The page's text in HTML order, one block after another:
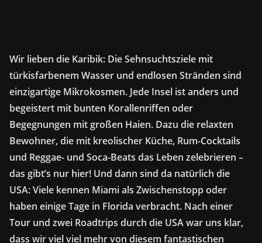
Wir lieben die Karibik: Die Sehnsuchtsziele mit
türkisfarbenem Wasser und endlosen Stränden sind
einzigartige Mikrokosmen. Jede Insel ist anders und
begeistert mit bunten Korallenriffen oder
Begegnungen mit großen Haien. Dazu die relaxten
Bewohner, die mit kreolischer Küche, Rum-Cocktails
und Reggae- und Soca-Beats das Leben zelebrieren –
das gibt’s nur hier! Und dann sind da natürlich die
USA: Viele kennen Miami als Zwischenstopp oder
haben einige Tage in Florida verbracht. Nach einer
Tour und zwei Roadtrips durch die USA war uns klar,
dass wir viel viel mehr von diesem fantastischen